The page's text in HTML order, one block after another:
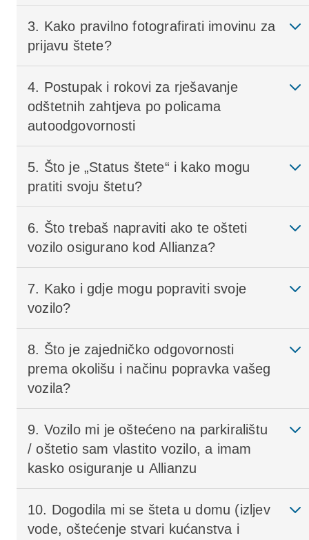
3. Kako pravilno fotografirati imovinu za
prijavu štete?
4. Postupak i rokovi za rješavanje
odštetnih zahtjeva po policama
autoodgovornosti
5. Što je „Status štete“ i kako mogu
pratiti svoju štetu?
6. Što trebaš napraviti ako te ošteti
vozilo osigurano kod Allianza?
7. Kako i gdje mogu popraviti svoje
vozilo?
8. Što je zajedničko odgovornosti
prema okolišu i načinu popravka vašeg
vozila?
9. Vozilo mi je oštećeno na parkiralištu
/ oštetio sam vlastito vozilo, a imam
kasko osiguranje u Allianzu
10. Dogodila mi se šteta u domu (izljev
vode, oštećenje stvari kućanstva i